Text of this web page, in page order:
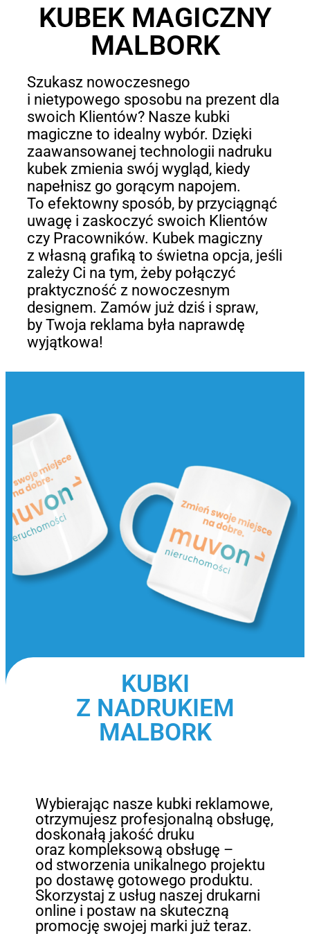
KUBEK MAGICZNY
MALBORK
Szukasz nowoczesnego
i nietypowego sposobu na prezent dla
swoich Klientów? Nasze kubki
magiczne to idealny wybór. Dzięki
zaawansowanej technologii nadruku
kubek zmienia swój wygląd, kiedy
napełnisz go gorącym napojem.
To efektowny sposób, by przyciągnąć
uwagę i zaskoczyć swoich Klientów
czy Pracowników. Kubek magiczny
z własną grafiką to świetna opcja, jeśli
zależy Ci na tym, żeby połączyć
praktyczność z nowoczesnym
designem. Zamów już dziś i spraw,
by Twoja reklama była naprawdę
wyjątkowa!
KUBKI
Z NADRUKIEM
MALBORK
Wybierając nasze kubki reklamowe,
otrzymujesz profesjonalną obsługę,
doskonałą jakość druku
oraz kompleksową obsługę –
od stworzenia unikalnego projektu
po dostawę gotowego produktu.
Skorzystaj z usług naszej drukarni
online i postaw na skuteczną
promocję swojej marki już teraz.